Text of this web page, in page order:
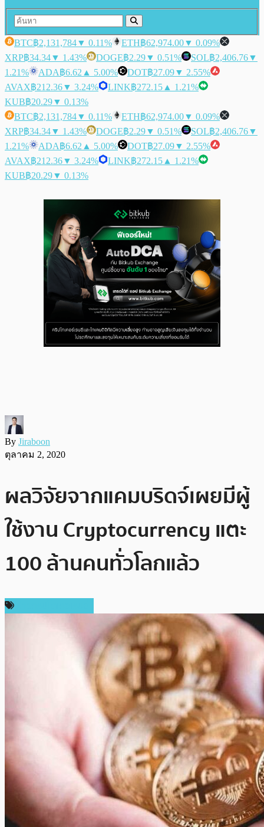
BTC฿2,131,784▼ 0.11% ETH฿62,974.00▼ 0.09%
XRP฿34.34▼ 1.43% DOGE฿2.29▼ 0.51% SOL฿2,406.76▼
1.21%
ADA฿6.62 ▲ 5.00% DOT฿27.09▼ 2.55%
AVAX฿212.36▼ 3.24% LINK฿272.15 ▲ 1.21%
KUB฿20.29▼ 0.13%
BTC฿2,131,784▼ 0.11% ETH฿62,974.00▼ 0.09%
XRP฿34.34▼ 1.43% DOGE฿2.29▼ 0.51% SOL฿2,406.76▼
1.21%
ADA฿6.62 ▲ 5.00% DOT฿27.09▼ 2.55%
AVAX฿212.36▼ 3.24% LINK฿272.15 ▲ 1.21%
KUB฿20.29▼ 0.13%
By Jiraboon
ตุลาคม 2, 2020
ผลวิจัยจากแคมบริดจ์เผยมีผู้
ใช้งาน Cryptocurrency แตะ
100 ล้านคนทั่วโลกแล้ว